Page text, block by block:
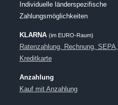
Individuelle länderspezifische
Zahlungsmöglichkeiten
KLARNA (im EURO-Raum)
Ratenzahlung, Rechnung, SEPA,
Kreditkarte
Anzahlung
Kauf mit Anzahlung